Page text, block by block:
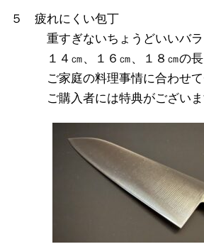
５ 疲れにくい包丁
重すぎないちょうどいいバ
１４㎝、１６㎝、１８㎝の
ご家庭の料理事情に合わせ
ご購入者には特典がござい